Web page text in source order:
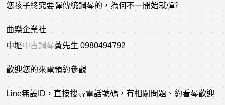
您孩子終究要彈傳統鋼琴的，為何不一開始就彈?
曲樂企業社
中壢中古鋼琴黃先生 0980494792
歡迎您的來電預約參觀
Line無設ID，直接搜尋電話號碼，有相關問題、約看琴歡迎